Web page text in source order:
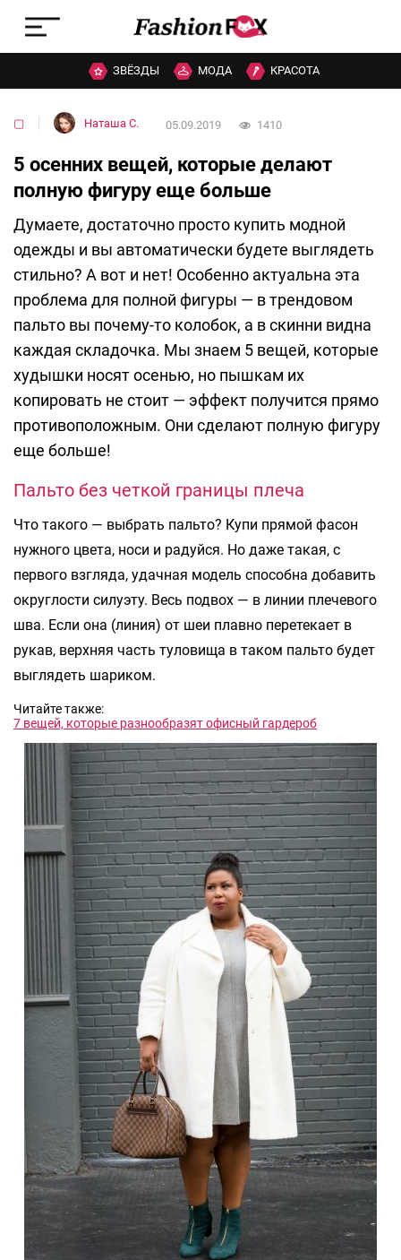
ЗВЁЗДЫ МОДА КРАСОТА
▢ Наташа C. 05.09.2019 1410
5 осенних вещей, которые делают
полную фигуру еще больше
Думаете, достаточно просто купить модной
одежды и вы автоматически будете выглядеть
стильно? А вот и нет! Особенно актуальна эта
проблема для полной фигуры — в трендовом
пальто вы почему-то колобок, а в скинни видна
каждая складочка. Мы знаем 5 вещей, которые
худышки носят осенью, но пышкам их
копировать не стоит — эффект получится прямо
противоположным. Они сделают полную фигуру
еще больше!
Пальто без четкой границы плеча
Что такого — выбрать пальто? Купи прямой фасон
нужного цвета, носи и радуйся. Но даже такая, с
первого взгляда, удачная модель способна добавить
округлости силуэту. Весь подвох — в линии плечевого
шва. Если она (линия) от шеи плавно перетекает в
рукав, верхняя часть туловища в таком пальто будет
выглядеть шариком.
Читайте также:
7 вещей, которые разнообразят офисный гардероб